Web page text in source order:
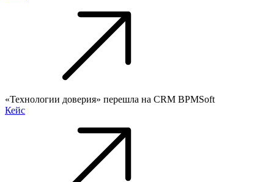
«Технологии доверия» перешла на CRM BPMSoft
Кейс